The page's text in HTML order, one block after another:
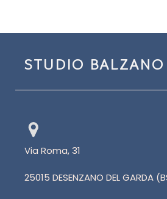
STUDIO BALZANO
Via Roma, 31
25015 DESENZANO DEL GARDA